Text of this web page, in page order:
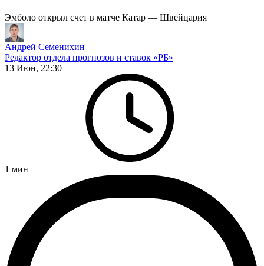
Эмболо открыл счет в матче Катар — Швейцария
Андрей Семенихин
Редактор отдела прогнозов и ставок «РБ»
13 Июн, 22:30
1 мин